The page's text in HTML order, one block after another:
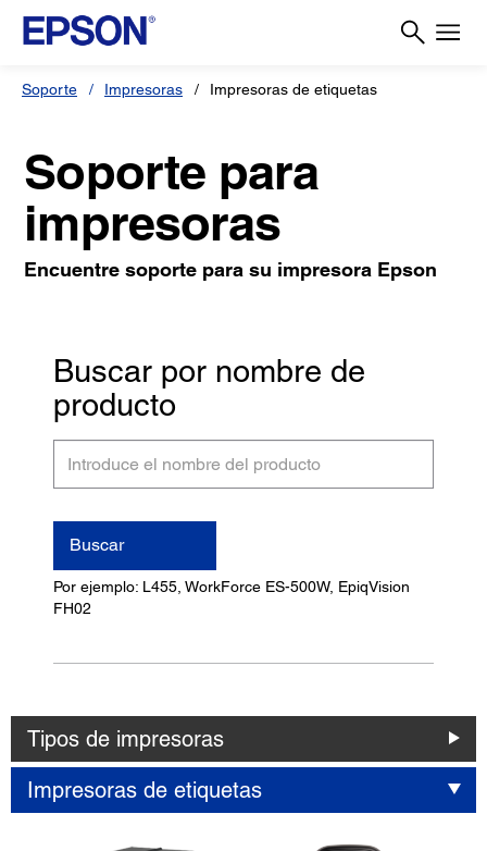
Soporte Impresoras Impresoras de etiquetas
Soporte para
impresoras
Encuentre soporte para su impresora Epson
Buscar por nombre de
producto
del
producto
Buscar
Por ejemplo: L455, WorkForce ES-500W, EpiqVision
FH02
Tipos de impresoras
Impresoras de etiquetas